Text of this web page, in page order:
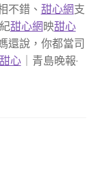
不錯、 甜心網支
甜心網映甜心
還說，你都當司
心｜青島晚報·